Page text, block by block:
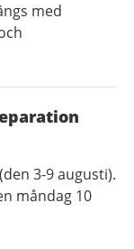
med
3-9 augusti).
måndag 10